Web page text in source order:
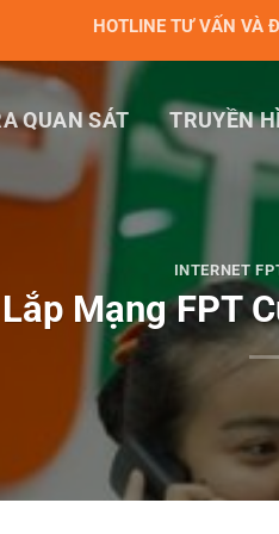
HOTLINE TƯ VẤN VÀ
QUAN SÁT TRUYỀN
INTERNET
Lắp Mạng FPT